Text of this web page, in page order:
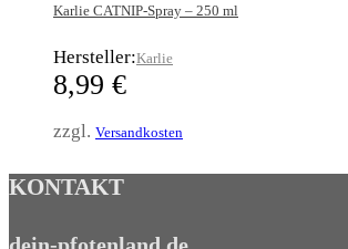
Karlie CATNIP-Spray – 250 ml
Hersteller:Karlie
8,99 €
zzgl. Versandkosten
KONTAKT